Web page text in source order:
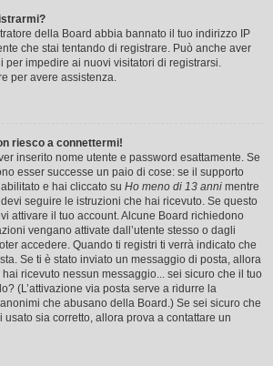
della Board abbia bannato il tuo indirizzo IP
che stai tentando di registrare. Può anche aver
per impedire ai nuovi visitatori di registrarsi.
per avere assistenza.
riesco a connettermi!
inserito nome utente e password esattamente. Se
esser successe un paio di cose: se il supporto
e hai cliccato su Ho meno di 13 anni mentre
seguire le istruzioni che hai ricevuto. Se questo
attivare il tuo account. Alcune Board richiedono
vengano attivate dall’utente stesso o dagli
accedere. Quando ti registri ti verrà indicato che
Se ti è stato inviato un messaggio di posta, allora
ricevuto nessun messaggio... sei sicuro che il tuo
(L’attivazione via posta serve a ridurre la
che abusano della Board.) Se sei sicuro che
usato sia corretto, allora prova a contattare un